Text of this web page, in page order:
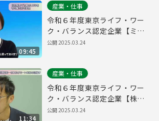
09:45
産業・仕事
令和６年度東京ライフ・ワー
ク・バランス認定企業【ミラ
イウェブ株式会社】
公開2025.03.24
11:34
産業・仕事
令和６年度東京ライフ・ワー
ク・バランス認定企業【株式
会社プログレス】
公開2025.03.24